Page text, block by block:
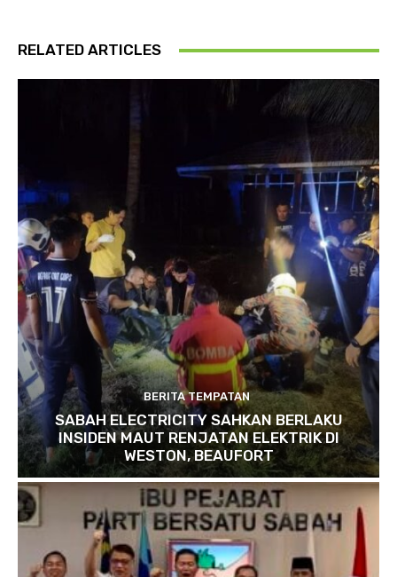
RELATED ARTICLES
BERITA TEMPATAN
SABAH ELECTRICITY SAHKAN BERLAKU
INSIDEN MAUT RENJATAN ELEKTRIK DI
WESTON, BEAUFORT